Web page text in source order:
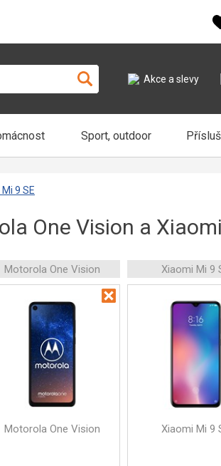
Akce a slevy
Sport, outdoor
9 SE
One Vision a
Motorola One Vision Xiaomi Mi 9
Motorola One Vision Xiaomi Mi 9